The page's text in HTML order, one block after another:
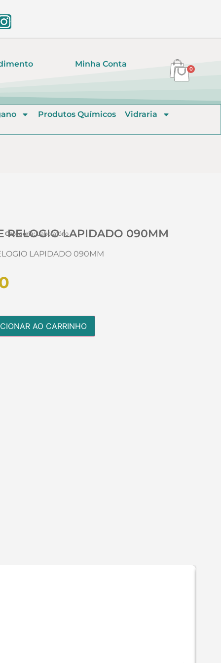
Minha Conta
0
Produtos Químicos
Vidraria
RELOGIO LAPIDADO 090MM
Categoria: Laboratório
LAPIDADO 090MM
AO CARRINHO